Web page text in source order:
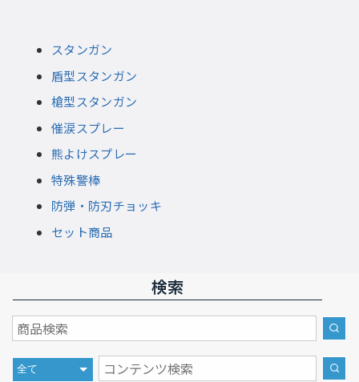
スタンガン
盾型スタンガン
槍型スタンガン
催涙スプレー
熊よけスプレー
特殊警棒
防弾・防刃チョッキ
セット商品
検索